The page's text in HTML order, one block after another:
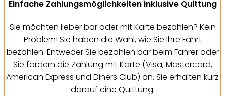
Einfache Zahlungsmöglichkeiten inklusive Quittung
Sie möchten lieber bar oder mit Karte bezahlen? Kein
Problem! Sie haben die Wahl, wie Sie Ihre Fahrt
bezahlen. Entweder Sie bezahlen bar beim Fahrer oder
Sie fordern die Zahlung mit Karte (Visa, Mastercard,
American Express und Diners Club) an. Sie erhalten kurz
darauf eine Quittung.